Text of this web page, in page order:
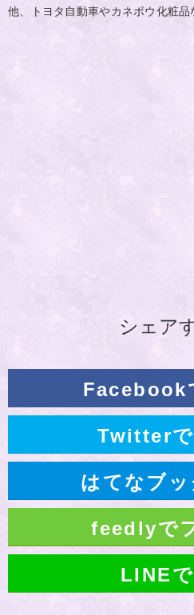
他、トヨタ自動車やカネボウ化粧品
シェア
Facebook
Twitterで
はてなブッ
feedlyで
LINE